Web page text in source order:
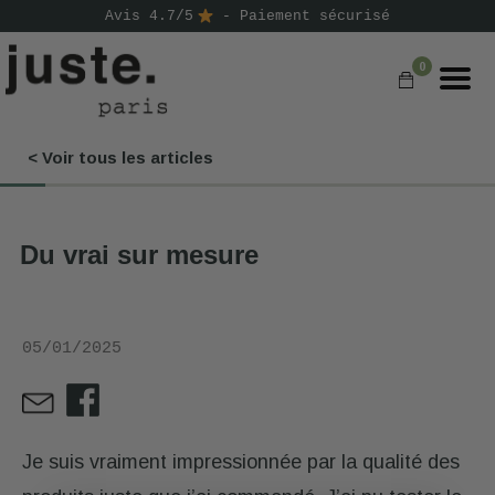
Avis 4.7/5 - Paiement sécurisé
0
< Voir tous les articles
Du vrai sur mesure
05/01/2025
Je suis vraiment impressionnée par la qualité des
COMMANDER
NOS GAMMES
D'ESSAI
⭐